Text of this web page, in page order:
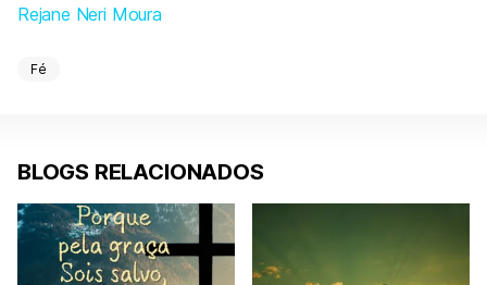
Rejane Neri Moura
Fé
BLOGS RELACIONADOS